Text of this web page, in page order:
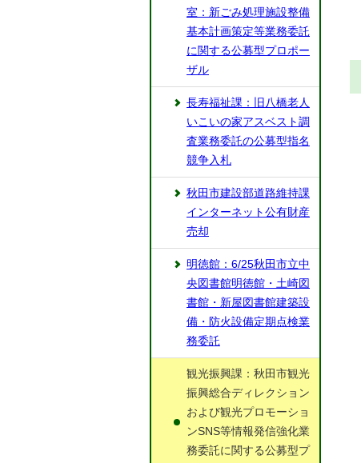
室：新ごみ処理施設整備
基本計画策定等業務委託
に関する公募型プロポー
ザル
長寿福祉課：旧八橋老人
いこいの家アスベスト調
査業務委託の公募型指名
競争入札
秋田市建設部道路維持課
インターネット公有財産
売却
明徳館：6/25秋田市立中
央図書館明徳館・土崎図
書館・新屋図書館建築設
備・防火設備定期点検業
務委託
観光振興課：秋田市観光
振興総合ディレクション
および観光プロモーショ
ンSNS等情報発信強化業
務委託に関する公募型プ